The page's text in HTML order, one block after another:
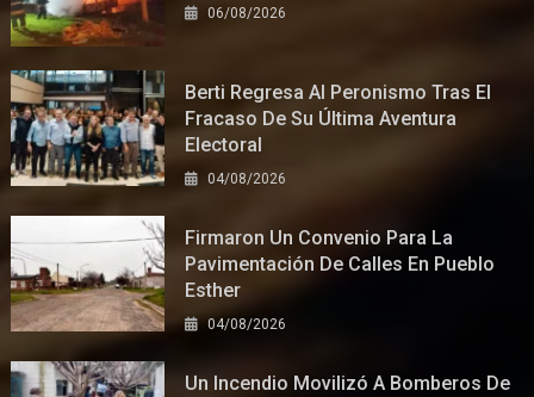
06/08/2026
Berti Regresa Al Peronismo Tras El
Fracaso De Su Última Aventura
Electoral
04/08/2026
Firmaron Un Convenio Para La
Pavimentación De Calles En Pueblo
Esther
04/08/2026
Un Incendio Movilizó A Bomberos De